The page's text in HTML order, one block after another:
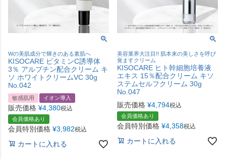
Wの美肌成分で輝きのある素肌へ
KISOCARE ビタミンC誘導体
3％ アルブチン配合クリーム キ
ソ ホワイトクリームVC 30g
No.042
敏感肌用 イオン導入
販売価格 ¥4,380税込
会員価格あり
会員特別価格 ¥3,982税込
カートに入れる
美容業界大注目!! 肌本来の美しさを呼び
覚ますクリーム
KISOCARE ヒト幹細胞培養液
エキス 15％配合クリーム キソ
ステムセルフクリーム 30g
No.047
販売価格 ¥4,794税込
会員価格あり
会員特別価格 ¥4,358税込
カートに入れる